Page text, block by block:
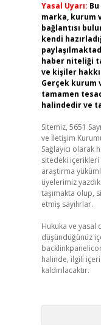
Yasal Uyarı:
marka, kurum
bağlantısı
kendi
haber niteliği
ve kişiler
Gerçek kurum
tamamen
halindedir ve
Sitemiz, 5651
ve İletişim
Sağlayıcı
sitedeki
araştırma
üyelerimiz
taşımakta olup,
etmiş sayılırlar.
Hukuka ve yasal
düşündüğünüz
halinde, ilgili
kaldırılacaktır.